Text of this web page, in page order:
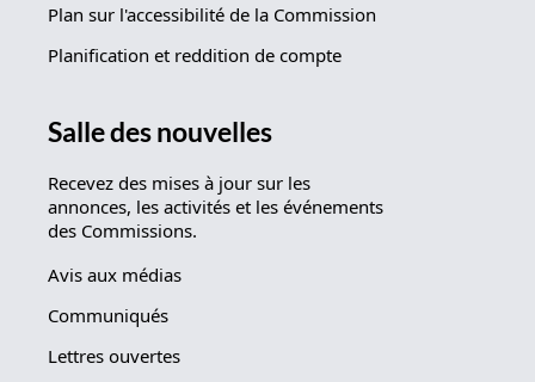
Plan sur l'accessibilité de la Commission
Planification et reddition de compte
Salle des nouvelles
Recevez des mises à jour sur les
annonces, les activités et les événements
des Commissions.
Avis aux médias
Communiqués
Lettres ouvertes